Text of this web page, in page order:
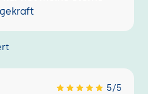
5/5